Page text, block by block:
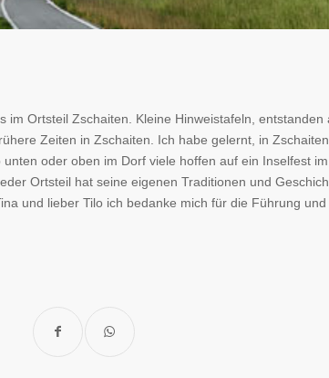
im Ortsteil Zschaiten. Kleine Hinweistafeln,
Zeiten in Zschaiten. Ich habe gelernt, in
oder oben im Dorf viele hoffen auf ein Inselfest
Ortsteil hat seine eigenen Traditionen und
und lieber Tilo ich bedanke mich für die Führung